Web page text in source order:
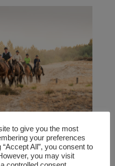
der Freizeitreiter
Sie ist in jedem
to give you the most
your preferences
All”, you consent to
you may visit